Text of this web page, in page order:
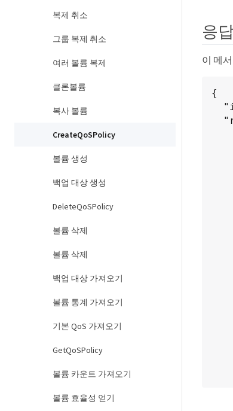
복제 취소
그룹 복제 취소
여러 볼륨 복제
클론볼륨
복사 볼륨
CreateQoSPolicy
볼륨 생성
백업 대상 생성
DeleteQoSPolicy
볼륨 삭제
볼륨 삭제
백업 대상 가져오기
볼륨 통계 가져오기
기본 QoS 가져오기
GetQoSPolicy
볼륨 카운트 가져오기
볼륨 효율성 얻기
응
이 메
{